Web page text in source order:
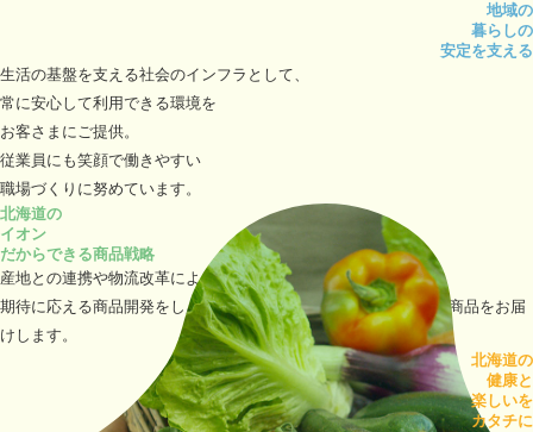
地域の
暮らしの
安定を支える
生活の基盤を支える社会のインフラとして、
常に安心して利用できる環境を
お客さまにご提供。
従業員にも笑顔で働きやすい
職場づくりに努めています。
北海道の
イオン
だからできる商品戦略
産地との連携や物流改革による鮮度の向上、
期待に応える商品開発をし、より「美味しい」 「安全・安心」な商品をお届
けします。
北海道の
健康と
楽しいを
カタチに